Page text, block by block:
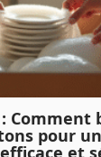
Comment
pour un